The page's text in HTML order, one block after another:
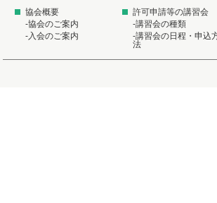
協会概要
-協会のご案内
-入会のご案内
許可申請等の講習会
-講習会の種類
-講習会の日程・申込
法